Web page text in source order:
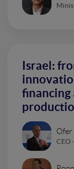
Israel:
Ofer
CEO